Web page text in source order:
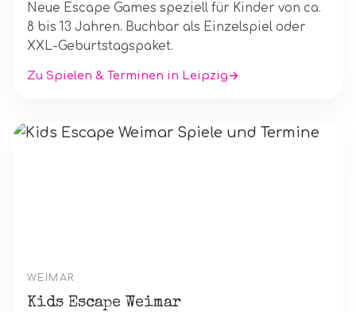
Neue Escape Games speziell für Kinder von ca.
8 bis 13 Jahren. Buchbar als Einzelspiel oder
XXL-Geburtstagspaket.
Zu Spielen & Terminen in Leipzig→
WEIMAR
Kids Escape Weimar